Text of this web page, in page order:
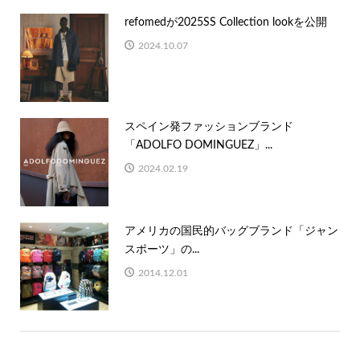
refomedが2025SS Collection lookを公開
2024.10.07
スペイン発ファッションブランド
「ADOLFO DOMINGUEZ」...
2024.02.19
アメリカの国民的バッグブランド「ジャン
スポーツ」の...
2014.12.01